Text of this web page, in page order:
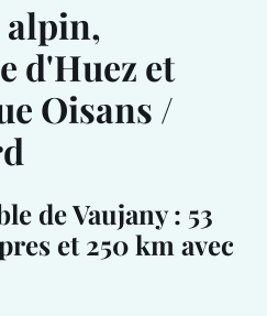
alpin,
d'Huez et
Oisans /
de Vaujany : 53
et 250 km avec